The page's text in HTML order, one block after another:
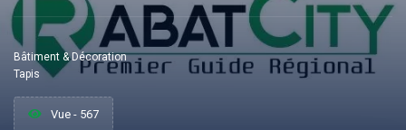
Bâtiment & Décoration
Tapis
Vue - 567